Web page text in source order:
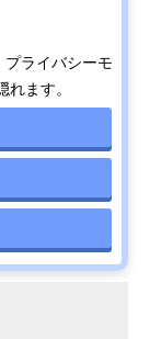
ライバシーモ
ます。